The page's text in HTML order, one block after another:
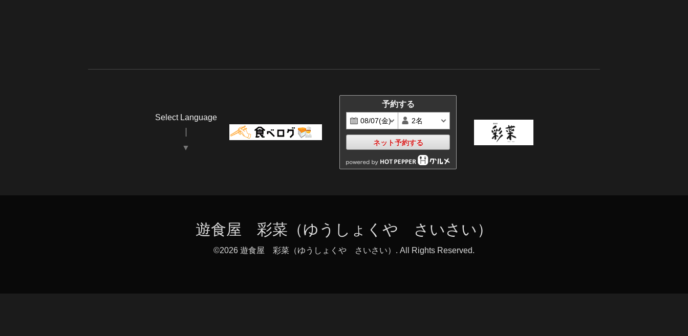
Select Language
▼
予約する
ネット予約する
遊食屋 彩菜（ゆうしょくや さいさい）
©2026 遊食屋 彩菜（ゆうしょくや さいさい） . All Rights Reserved.